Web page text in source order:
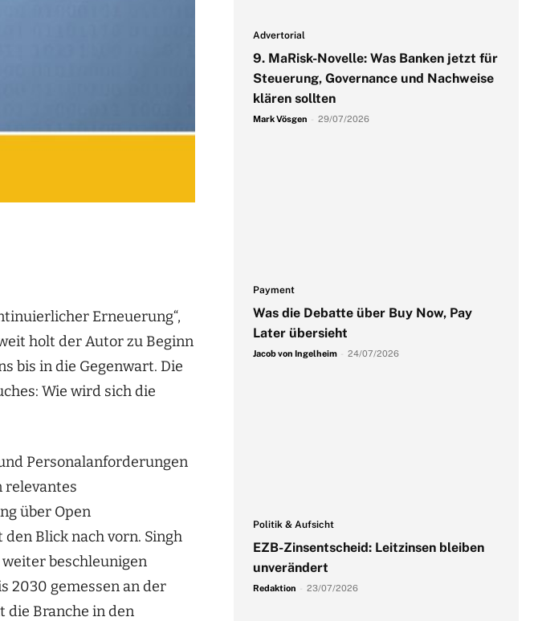
Erneuerung“,
holt der Autor zu Beginn
bis in die Gegenwart. Die
Wie wird sich die
Personalanforderungen
relevantes
über Open
Blick nach vorn. Singh
beschleunigen
2030 gemessen an der
die Branche in den
Advertorial
9. MaRisk-Novelle: Was Banken jetzt für
Steuerung, Governance und Nachweise
klären sollten
Mark Vösgen 29/07/2026
Payment
Was die Debatte über Buy Now, Pay
Later übersieht
Jacob von Ingelheim 24/07/2026
Politik & Aufsicht
EZB-Zinsentscheid: Leitzinsen bleiben
unverändert
Redaktion 23/07/2026